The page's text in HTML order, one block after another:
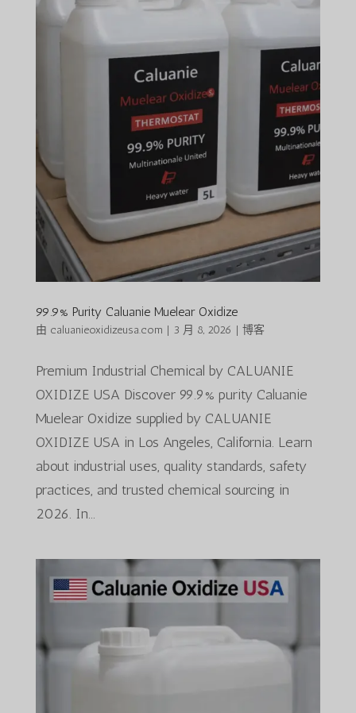
99.9% Purity Caluanie Muelear Oxidize
由 caluanieoxidizeusa.com | 3 月 8, 2026 | 博客
Premium Industrial Chemical by CALUANIE
OXIDIZE USA Discover 99.9% purity Caluanie
Muelear Oxidize supplied by CALUANIE
OXIDIZE USA in Los Angeles, California. Learn
about industrial uses, quality standards, safety
practices, and trusted chemical sourcing in
2026. In...